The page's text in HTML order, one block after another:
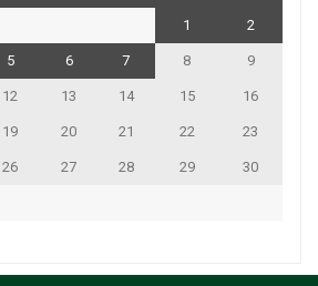
1 2
5 6 7 8 9
12 13 14 15 16
19 20 21 22 23
26 27 28 29 30